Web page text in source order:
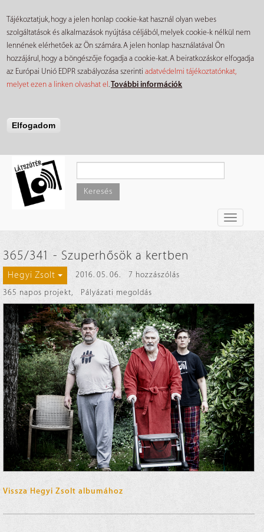
Tájékoztatjuk, hogy a jelen honlap cookie-kat használ olyan webes
szolgáltatások és alkalmazások nyújtása céljából, melyek cookie-k nélkül nem
lennének elérhetőek az Ön számára. A jelen honlap használatával Ön
hozzájárul, hogy a böngészője fogadja a cookie-kat. A beiratkozáskor elfogadja
az Európai Unió EDPR szabályozása szerintiadatvédelmi tájékoztatónkat,
melyet ezen a linken olvashat el.További információk
Elfogadom
tartalomra
Keresés
Toggle
365/341 - Szuperhősök a kertben
Hegyi Zsolt 2016. 05. 06.
7 hozzászólás
365 napos projekt, Pályázati megoldás
Vissza Hegyi Zsolt albumához